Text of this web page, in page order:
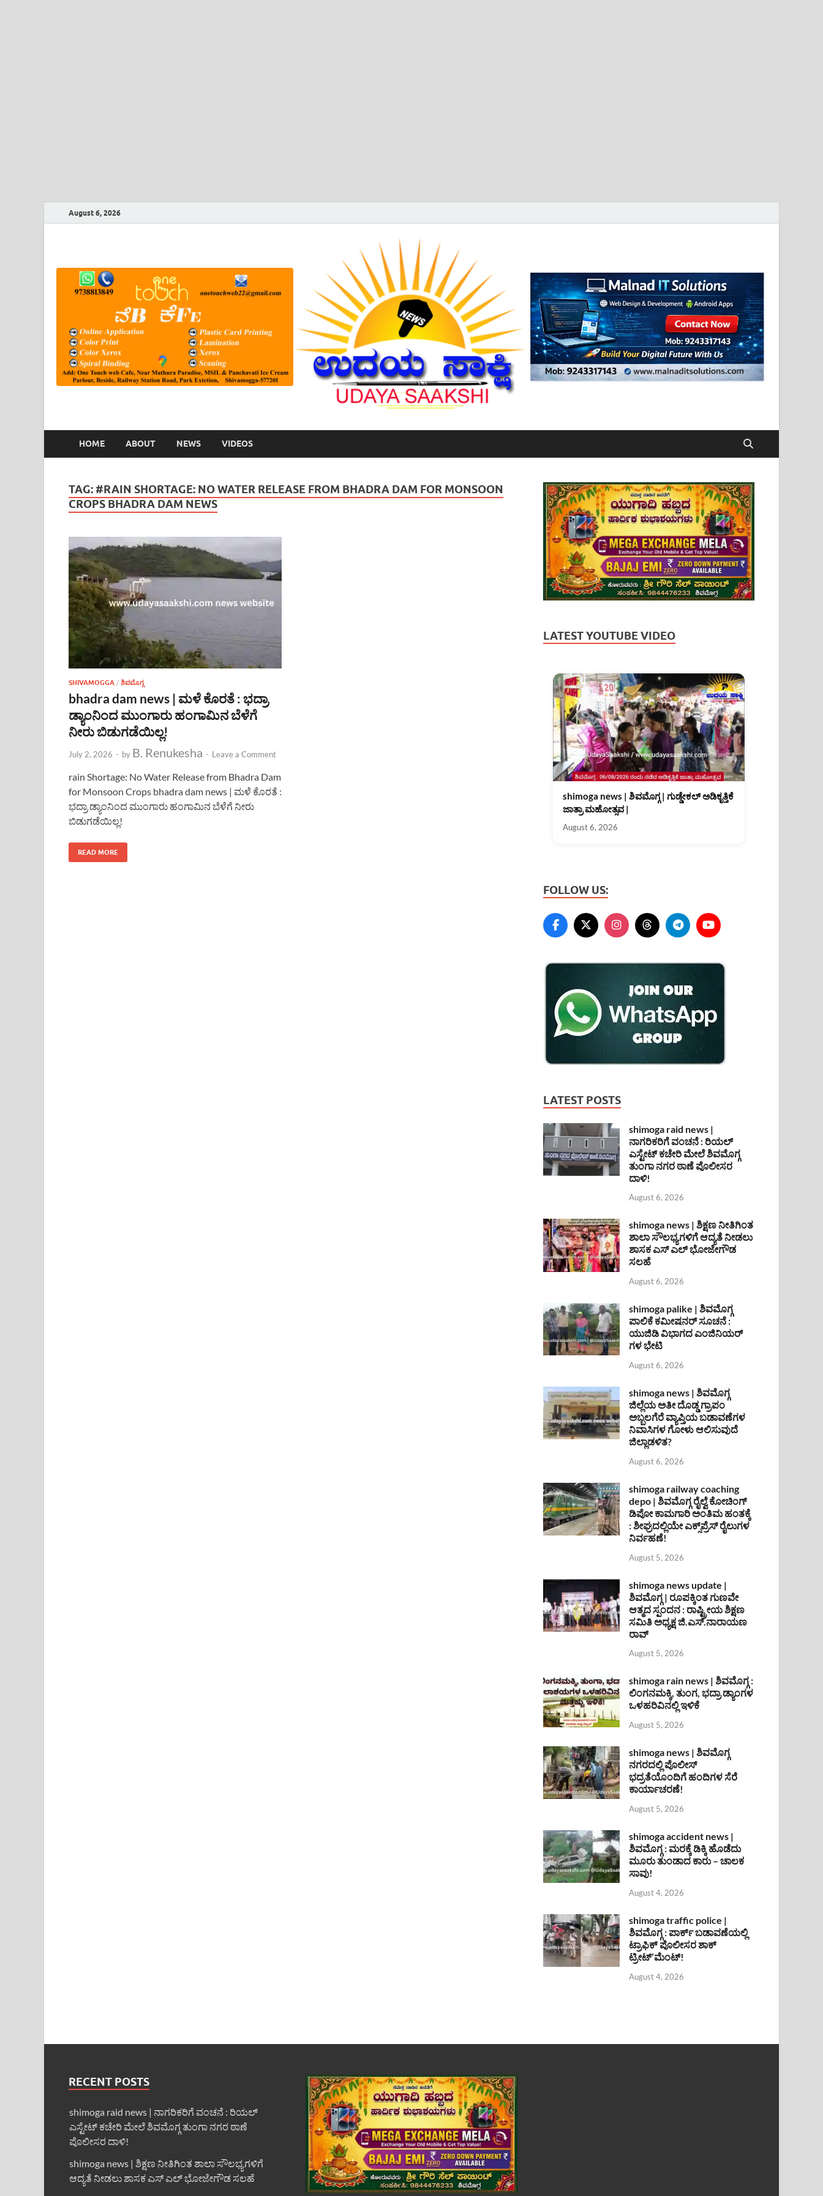
August 6, 2026
HOME ABOUT NEWS VIDEOS
TAG: #RAIN SHORTAGE: NO WATER RELEASE FROM BHADRA DAM FOR MONSOON
CROPS BHADRA DAM NEWS
SHIVAMOGGA / ಶಿವಮೊಗ್ಗ
bhadra dam news | ಮಳೆ ಕೊರತೆ : ಭದ್ರಾ
ಡ್ಯಾಂನಿಂದ ಮುಂಗಾರು ಹಂಗಾಮಿನ ಬೆಳೆಗೆ
ನೀರು ಬಿಡುಗಡೆಯಿಲ್ಲ!
July 2, 2026 - by B. Renukesha - Leave a Comment
rain Shortage: No Water Release from Bhadra Dam
for Monsoon Crops bhadra dam news | ಮಳೆ ಕೊರತೆ :
ಭದ್ರಾ ಡ್ಯಾಂನಿಂದ ಮುಂಗಾರು ಹಂಗಾಮಿನ ಬೆಳೆಗೆ ನೀರು
ಬಿಡುಗಡೆಯಿಲ್ಲ!
READ MORE
LATEST YOUTUBE VIDEO
shimoga news | ಶಿವಮೊಗ್ಗ | ಗುಡ್ಡೇಕಲ್ ಅಡಿಕೃತ್ತಿಕೆ
ಜಾತ್ರಾ ಮಹೋತ್ಸವ |
August 6, 2026
FOLLOW US:
LATEST POSTS
shimoga raid news |
ನಾಗರಿಕರಿಗೆ ವಂಚನೆ : ರಿಯಲ್
ಎಸ್ಟೇಟ್ ಕಚೇರಿ ಮೇಲೆ ಶಿವಮೊಗ್ಗ
ತುಂಗಾ ನಗರ ಠಾಣೆ ಪೊಲೀಸರ
ದಾಳಿ!
August 6, 2026
shimoga news | ಶಿಕ್ಷಣ ನೀತಿಗಿಂತ
ಶಾಲಾ ಸೌಲಭ್ಯಗಳಿಗೆ ಆದ್ಯತೆ ನೀಡಲು
ಶಾಸಕ ಎಸ್ ಎಲ್ ಭೋಜೇಗೌಡ
ಸಲಹೆ
August 6, 2026
shimoga palike | ಶಿವಮೊಗ್ಗ
ಪಾಲಿಕೆ ಕಮೀಷನರ್ ಸೂಚನೆ :
ಯುಜಿಡಿ ವಿಭಾಗದ ಎಂಜಿನಿಯರ್
ಗಳ ಭೇಟಿ
August 6, 2026
shimoga news | ಶಿವಮೊಗ್ಗ
ಜಿಲ್ಲೆಯ ಅತೀ ದೊಡ್ಡ ಗ್ರಾಪಂ
ಅಬ್ಬಲಗೆರೆ ವ್ಯಾಪ್ತಿಯ ಬಡಾವಣೆಗಳ
ನಿವಾಸಿಗಳ ಗೋಳು ಆಲಿಸುವುದೆ
ಜಿಲ್ಲಾಡಳಿತ?
August 6, 2026
shimoga railway coaching
depo | ಶಿವಮೊಗ್ಗ ರೈಲ್ವೆ ಕೋಚಿಂಗ್
ಡಿಪೋ ಕಾಮಗಾರಿ ಅಂತಿಮ ಹಂತಕ್ಕೆ
: ಶೀಘ್ರದಲ್ಲಿಯೇ ಎಕ್ಸ್‌ಪ್ರೆಸ್ ರೈಲುಗಳ
ನಿರ್ವಹಣೆ!
August 5, 2026
shimoga news update |
ಶಿವಮೊಗ್ಗ | ರೂಪಕ್ಕಿಂತ ಗುಣವೇ
ಆತ್ಮದ ಸ್ಪಂದನ : ರಾಷ್ಟ್ರೀಯ ಶಿಕ್ಷಣ
ಸಮಿತಿ ಅಧ್ಯಕ್ಷ ಜಿ.ಎಸ್.ನಾರಾಯಣ
ರಾವ್
August 5, 2026
shimoga rain news | ಶಿವಮೊಗ್ಗ :
ಲಿಂಗನಮಕ್ಕಿ, ತುಂಗ, ಭದ್ರಾ ಡ್ಯಾಂಗಳ
ಒಳಹರಿವಿನಲ್ಲಿ ಇಳಿಕೆ
August 5, 2026
shimoga news | ಶಿವಮೊಗ್ಗ
ನಗರದಲ್ಲಿ ಪೊಲೀಸ್
ಭದ್ರತೆಯೊಂದಿಗೆ ಹಂದಿಗಳ ಸೆರೆ
ಕಾರ್ಯಾಚರಣೆ!
August 5, 2026
shimoga accident news |
ಶಿವಮೊಗ್ಗ : ಮರಕ್ಕೆ ಡಿಕ್ಕಿ ಹೊಡೆದು
ಮೂರು ತುಂಡಾದ ಕಾರು – ಚಾಲಕ
ಸಾವು!
August 4, 2026
shimoga traffic police |
ಶಿವಮೊಗ್ಗ : ಪಾರ್ಕ್ ಬಡಾವಣೆಯಲ್ಲಿ
ಟ್ರಾಫಿಕ್ ಪೊಲೀಸರ ಶಾಕ್
ಟ್ರೀಟ್’ಮೆಂಟ್!
August 4, 2026
RECENT POSTS
shimoga raid news | ನಾಗರಿಕರಿಗೆ ವಂಚನೆ : ರಿಯಲ್
ಎಸ್ಟೇಟ್ ಕಚೇರಿ ಮೇಲೆ ಶಿವಮೊಗ್ಗ ತುಂಗಾ ನಗರ ಠಾಣೆ
ಪೊಲೀಸರ ದಾಳಿ!
shimoga news | ಶಿಕ್ಷಣ ನೀತಿಗಿಂತ ಶಾಲಾ ಸೌಲಭ್ಯಗಳಿಗೆ
ಆದ್ಯತೆ ನೀಡಲು ಶಾಸಕ ಎಸ್ ಎಲ್ ಭೋಜೇಗೌಡ ಸಲಹೆ